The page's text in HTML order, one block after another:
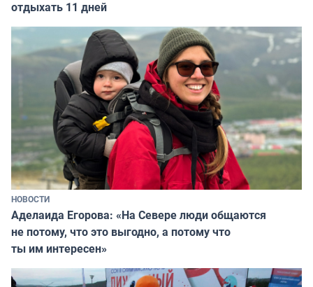
отдыхать 11 дней
НОВОСТИ
Аделаида Егорова: «На Севере люди общаются
не потому, что это выгодно, а потому что
ты им интересен»